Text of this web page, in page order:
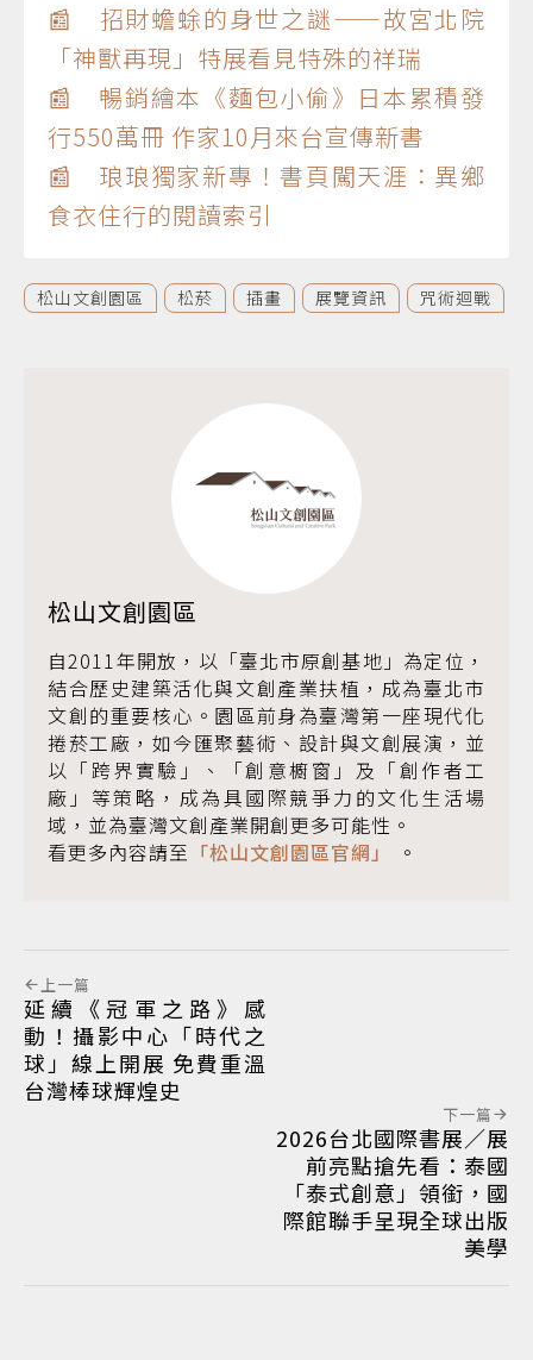
📰 招財蟾蜍的身世之謎——故宮北院
「神獸再現」特展看見特殊的祥瑞
📰 暢銷繪本《麵包小偷》日本累積發
行550萬冊 作家10月來台宣傳新書
📰 琅琅獨家新專！書頁闖天涯：異鄉
食衣住行的閱讀索引
松山文創園區 松菸 插畫 展覽資訊 咒術迴戰
松山文創園區
自2011年開放，以「臺北市原創基地」為定位，
結合歷史建築活化與文創產業扶植，成為臺北市
文創的重要核心。園區前身為臺灣第一座現代化
捲菸工廠，如今匯聚藝術、設計與文創展演，並
以「跨界實驗」、「創意櫥窗」及「創作者工
廠」等策略，成為具國際競爭力的文化生活場
域，並為臺灣文創產業開創更多可能性。
看更多內容請至 「松山文創園區官網」 。
上一篇
延續《冠軍之路》感
動！攝影中心「時代之
球」線上開展 免費重溫
台灣棒球輝煌史
下一篇
2026台北國際書展／展
前亮點搶先看：泰國
「泰式創意」領銜，國
際館聯手呈現全球出版
美學